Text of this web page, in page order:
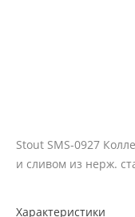
Stout SMS-0927
и сливом из нерж.
Характеристики